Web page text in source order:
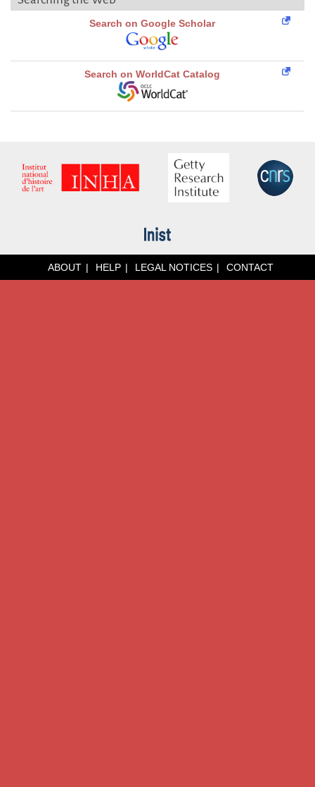
Search on Google Scholar
Search on WorldCat Catalog
ABOUT HELP LEGAL NOTICES CONTACT